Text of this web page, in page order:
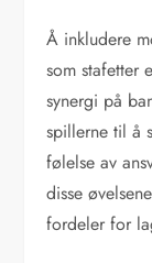
Å inkludere
som stafetter
synergi på
spillerne til å
følelse av
disse
fordeler for